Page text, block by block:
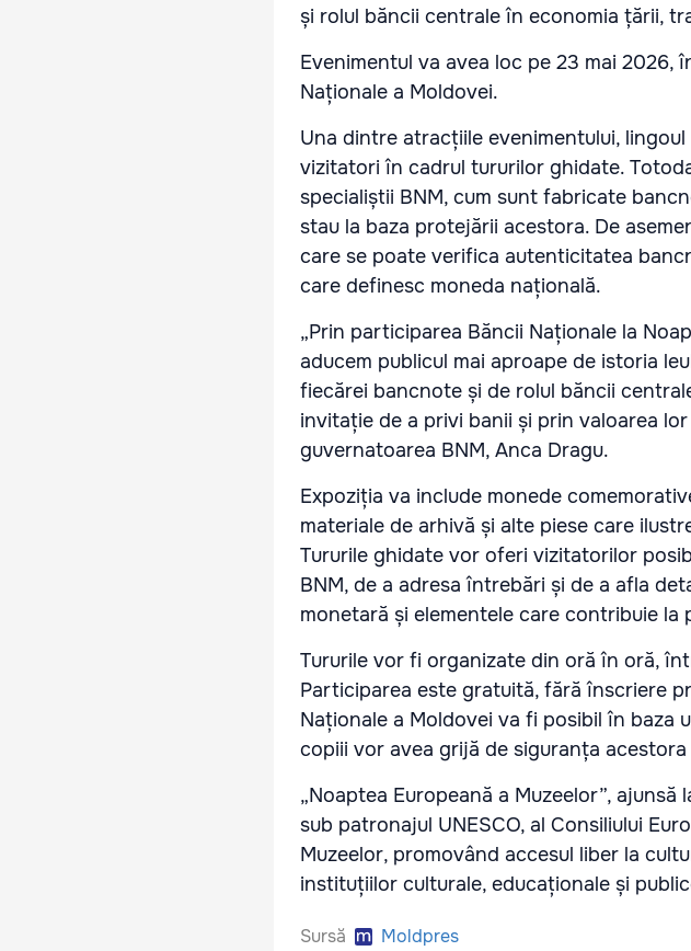
și rolul băncii centrale în economia țării,
Evenimentul va avea loc pe 23 mai 2026,
Naționale a Moldovei.
Una dintre atracțiile evenimentului,
vizitatori în cadrul tururilor ghidate.
specialiștii BNM, cum sunt fabricate
stau la baza protejării acestora. De
care se poate verifica autenticitatea
care definesc moneda națională.
„Prin participarea Băncii Naționale la
aducem publicul mai aproape de istoria
fiecărei bancnote și de rolul băncii
invitație de a privi banii și prin valoarea
guvernatoarea BNM, Anca Dragu.
Expoziția va include monede
materiale de arhivă și alte piese care
Tururile ghidate vor oferi vizitatorilor
BNM, de a adresa întrebări și de a afla
monetară și elementele care contribuie
Tururile vor fi organizate din oră în oră,
Participarea este gratuită, fără înscriere
Naționale a Moldovei va fi posibil în
copiii vor avea grijă de siguranța
„Noaptea Europeană a Muzeelor”,
sub patronajul UNESCO, al Consiliului
Muzeelor, promovând accesul liber la
instituțiilor culturale, educaționale și
Sursă Moldpres